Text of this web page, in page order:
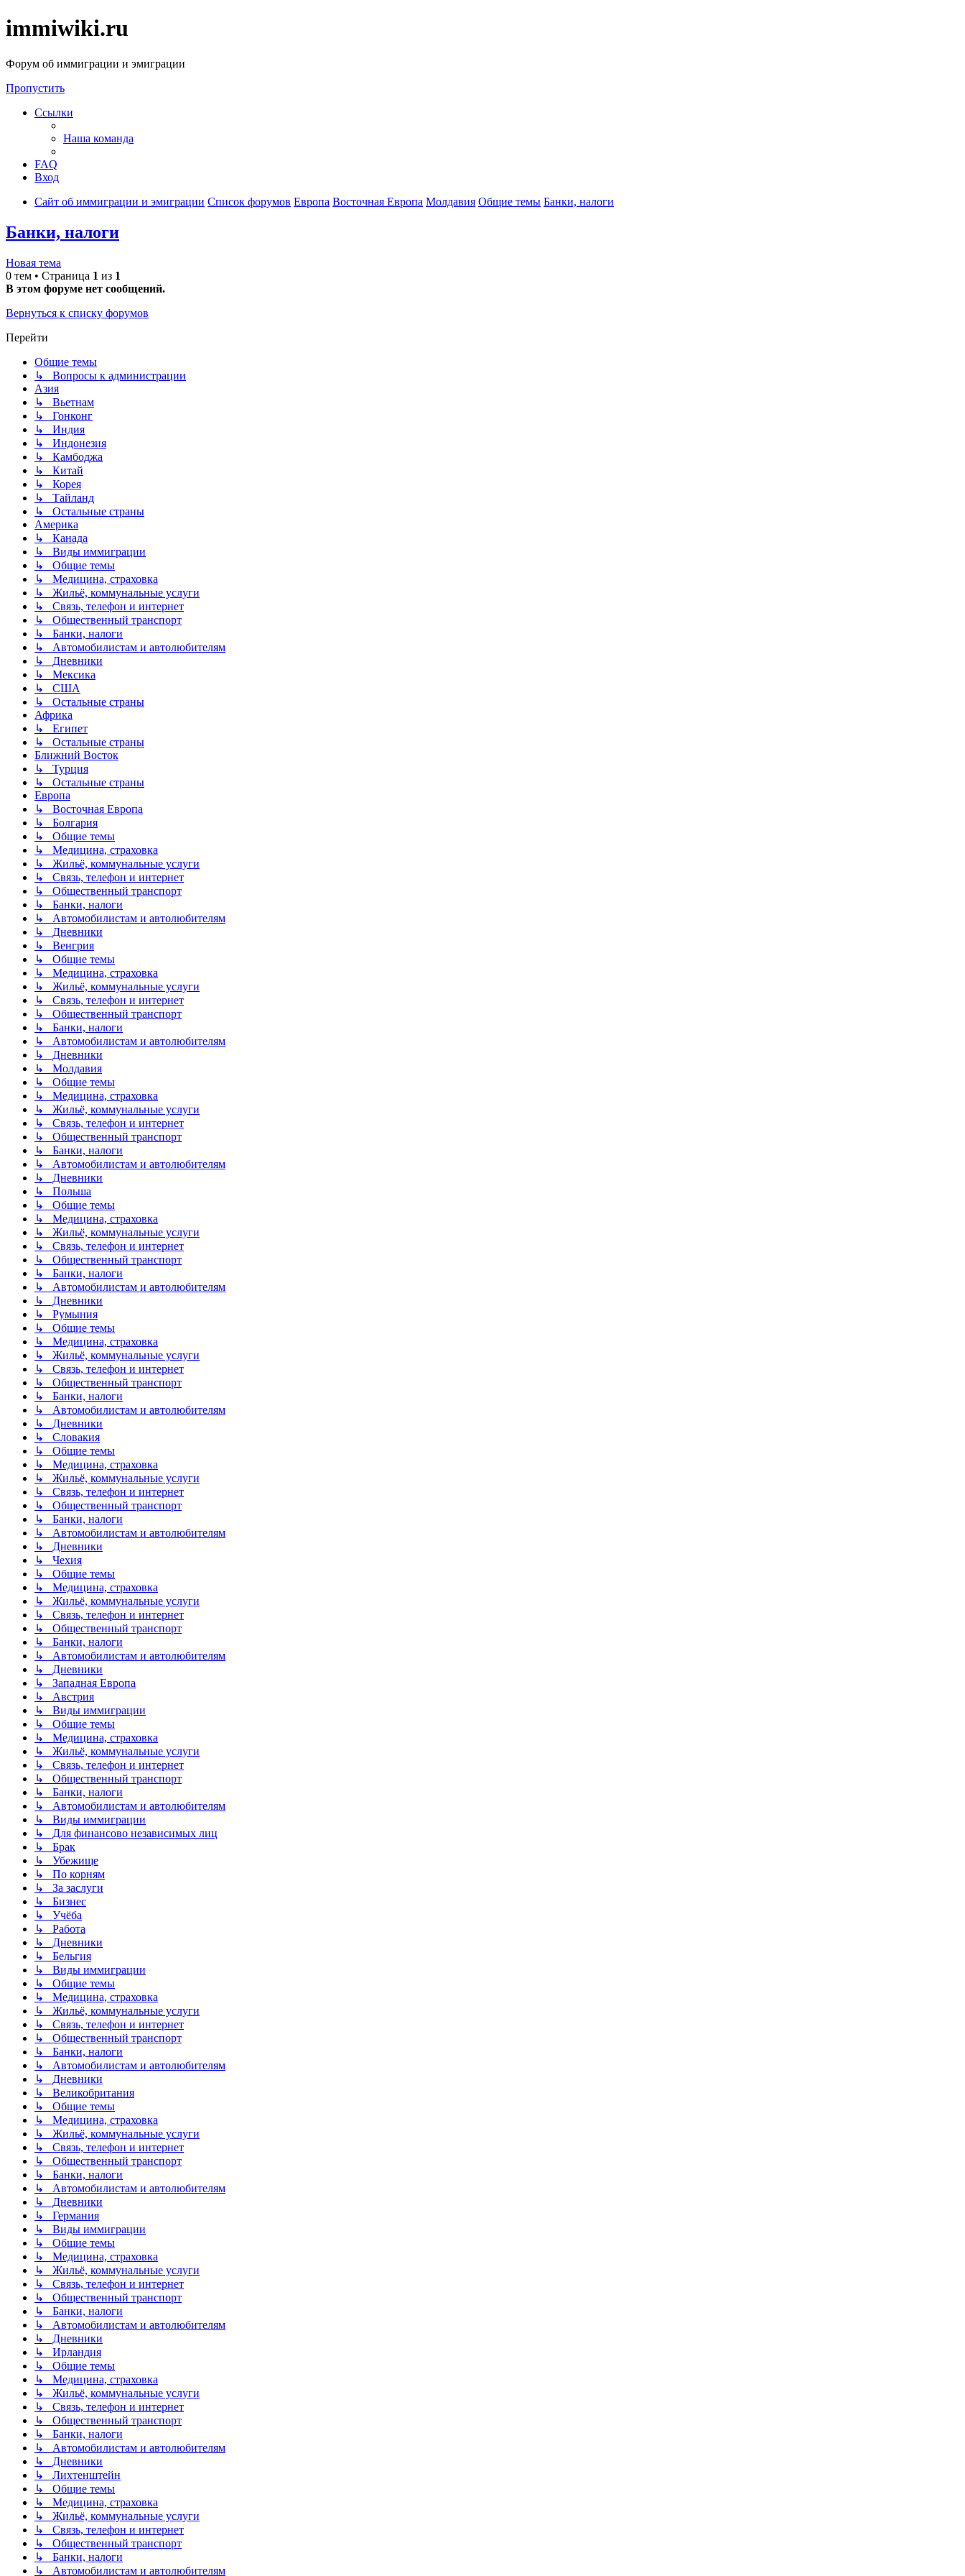
immiwiki.ru
Форум об иммиграции и эмиграции
Пропустить
Ссылки
Наша команда
FAQ
Вход
Сайт об иммиграции и эмиграции Список форумов Европа Восточная Европа Молдавия Общие темы Банки, налоги
Банки, налоги
Новая тема
0 тем • Страница 1 из 1
В этом форуме нет сообщений.
Вернуться к списку форумов
Перейти
Общие темы
↳ Вопросы к администрации
Азия
↳ Вьетнам
↳ Гонконг
↳ Индия
↳ Индонезия
↳ Камбоджа
↳ Китай
↳ Корея
↳ Тайланд
↳ Остальные страны
Америка
↳ Канада
↳ Виды иммиграции
↳ Общие темы
↳ Медицина, страховка
↳ Жильё, коммунальные услуги
↳ Связь, телефон и интернет
↳ Общественный транспорт
↳ Банки, налоги
↳ Автомобилистам и автолюбителям
↳ Дневники
↳ Мексика
↳ США
↳ Остальные страны
Африка
↳ Египет
↳ Остальные страны
Ближний Восток
↳ Турция
↳ Остальные страны
Европа
↳ Восточная Европа
↳ Болгария
↳ Общие темы
↳ Медицина, страховка
↳ Жильё, коммунальные услуги
↳ Связь, телефон и интернет
↳ Общественный транспорт
↳ Банки, налоги
↳ Автомобилистам и автолюбителям
↳ Дневники
↳ Венгрия
↳ Общие темы
↳ Медицина, страховка
↳ Жильё, коммунальные услуги
↳ Связь, телефон и интернет
↳ Общественный транспорт
↳ Банки, налоги
↳ Автомобилистам и автолюбителям
↳ Дневники
↳ Молдавия
↳ Общие темы
↳ Медицина, страховка
↳ Жильё, коммунальные услуги
↳ Связь, телефон и интернет
↳ Общественный транспорт
↳ Банки, налоги
↳ Автомобилистам и автолюбителям
↳ Дневники
↳ Польша
↳ Общие темы
↳ Медицина, страховка
↳ Жильё, коммунальные услуги
↳ Связь, телефон и интернет
↳ Общественный транспорт
↳ Банки, налоги
↳ Автомобилистам и автолюбителям
↳ Дневники
↳ Румыния
↳ Общие темы
↳ Медицина, страховка
↳ Жильё, коммунальные услуги
↳ Связь, телефон и интернет
↳ Общественный транспорт
↳ Банки, налоги
↳ Автомобилистам и автолюбителям
↳ Дневники
↳ Словакия
↳ Общие темы
↳ Медицина, страховка
↳ Жильё, коммунальные услуги
↳ Связь, телефон и интернет
↳ Общественный транспорт
↳ Банки, налоги
↳ Автомобилистам и автолюбителям
↳ Дневники
↳ Чехия
↳ Общие темы
↳ Медицина, страховка
↳ Жильё, коммунальные услуги
↳ Связь, телефон и интернет
↳ Общественный транспорт
↳ Банки, налоги
↳ Автомобилистам и автолюбителям
↳ Дневники
↳ Западная Европа
↳ Австрия
↳ Виды иммиграции
↳ Общие темы
↳ Медицина, страховка
↳ Жильё, коммунальные услуги
↳ Связь, телефон и интернет
↳ Общественный транспорт
↳ Банки, налоги
↳ Автомобилистам и автолюбителям
↳ Виды иммиграции
↳ Для финансово независимых лиц
↳ Брак
↳ Убежище
↳ По корням
↳ За заслуги
↳ Бизнес
↳ Учёба
↳ Работа
↳ Дневники
↳ Бельгия
↳ Виды иммиграции
↳ Общие темы
↳ Медицина, страховка
↳ Жильё, коммунальные услуги
↳ Связь, телефон и интернет
↳ Общественный транспорт
↳ Банки, налоги
↳ Автомобилистам и автолюбителям
↳ Дневники
↳ Великобритания
↳ Общие темы
↳ Медицина, страховка
↳ Жильё, коммунальные услуги
↳ Связь, телефон и интернет
↳ Общественный транспорт
↳ Банки, налоги
↳ Автомобилистам и автолюбителям
↳ Дневники
↳ Германия
↳ Виды иммиграции
↳ Общие темы
↳ Медицина, страховка
↳ Жильё, коммунальные услуги
↳ Связь, телефон и интернет
↳ Общественный транспорт
↳ Банки, налоги
↳ Автомобилистам и автолюбителям
↳ Дневники
↳ Ирландия
↳ Общие темы
↳ Медицина, страховка
↳ Жильё, коммунальные услуги
↳ Связь, телефон и интернет
↳ Общественный транспорт
↳ Банки, налоги
↳ Автомобилистам и автолюбителям
↳ Дневники
↳ Лихтенштейн
↳ Общие темы
↳ Медицина, страховка
↳ Жильё, коммунальные услуги
↳ Связь, телефон и интернет
↳ Общественный транспорт
↳ Банки, налоги
↳ Автомобилистам и автолюбителям